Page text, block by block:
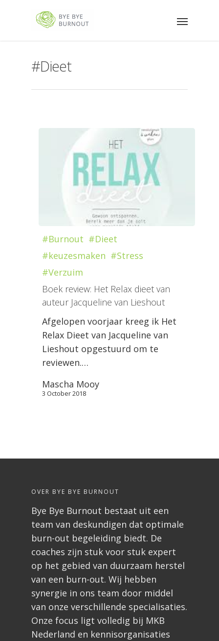
#Dieet
#Burnout #Dieet
#keuzesmaken #Stress
#Verzuim
Boek review: Het Relax dieet van
auteur Jacqueline van Lieshout
Afgelopen voorjaar kreeg ik Het
Relax Dieet van Jacqueline van
Lieshout opgestuurd om te
reviewen.…
Mascha Mooy
3 October 2018
OVER BYE BYE BURNOUT
Bye Bye Burnout bestaat uit een
team van deskundigen dat optimale
burn-out begeleiding biedt. De
coaches zijn stuk voor stuk expert
op het gebied van duurzaam herstel
van een burn-out. Wij hebben
synergie in ons team door middel
van onze verschillende specialisaties.
Onze focus ligt volledig bij MKB
Nederland en kennisorganisaties